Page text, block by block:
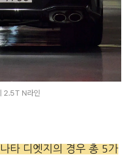
2.5T N라인
타 디엣지의 경우 총 5가